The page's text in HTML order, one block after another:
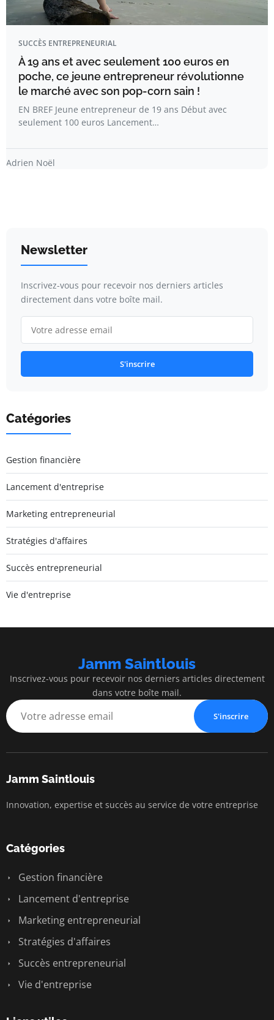
SUCCÈS ENTREPRENEURIAL
À 19 ans et avec seulement 100 euros en
poche, ce jeune entrepreneur révolutionne
le marché avec son pop-corn sain !
EN BREF Jeune entrepreneur de 19 ans Début avec
seulement 100 euros Lancement…
Adrien Noël
Newsletter
Inscrivez-vous pour recevoir nos derniers articles
directement dans votre boîte mail.
S'inscrire
Catégories
Gestion financière
Lancement d'entreprise
Marketing entrepreneurial
Stratégies d'affaires
Succès entrepreneurial
Vie d'entreprise
Jamm Saintlouis
Inscrivez-vous pour recevoir nos derniers articles directement
dans votre boîte mail.
S'inscrire
Jamm Saintlouis
Innovation, expertise et succès au service de votre entreprise
Catégories
Gestion financière
Lancement d'entreprise
Marketing entrepreneurial
Stratégies d'affaires
Succès entrepreneurial
Vie d'entreprise